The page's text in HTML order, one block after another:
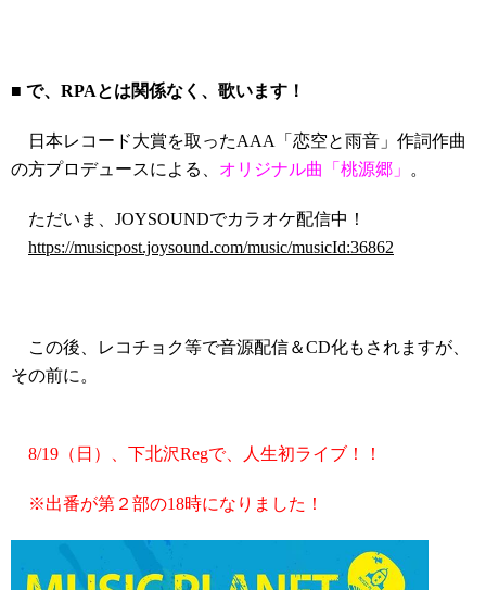
■ で、RPAとは関係なく、歌います！
日本レコード大賞を取ったAAA「恋空と雨音」作詞作曲
の方プロデュースによる、 オリジナル曲「桃源郷」 。
ただいま、JOYSOUNDでカラオケ配信中！
https://musicpost.joysound.com/music/musicId:36862
この後、レコチョク等で音源配信＆CD化もされますが、
その前に。
8/19（日）、下北沢Regで、人生初ライブ！！
※出番が第２部の18時になりました！